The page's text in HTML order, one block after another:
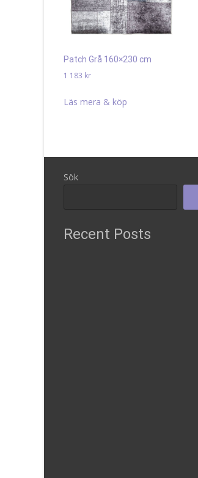
Patch Grå 160×230 cm
1 183 kr
Läs mera & köp
Sök
Recent Posts